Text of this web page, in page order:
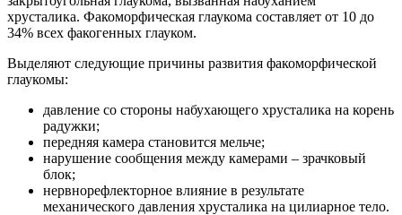
хрусталика. Факоморфическая глаукома составляет от 10 до
34% всех факогенных глауком.
Выделяют следующие причины развития факоморфической
глаукомы:
давление со стороны набухающего хрусталика на корень
радужки;
передняя камера становится мельче;
нарушение сообщения между камерами – зрачковый
блок;
нервнорефлекторное влияние в результате
механического давления хрусталика на цилиарное тело.